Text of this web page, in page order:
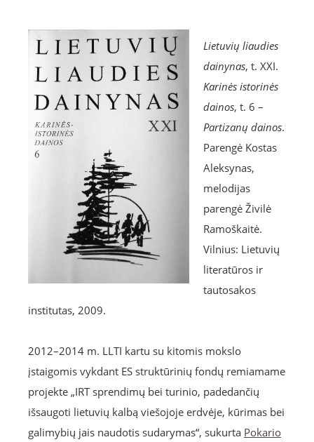
Lietuvių liaudies
dainynas, t. XXI.
Karinės istorinės
dainos, t. 6 –
Partizanų dainos.
Parengė Kostas
Aleksynas,
melodijas
parengė Živilė
Ramoškaitė.
Vilnius: Lietuvių
literatūros ir
tautosakos
institutas, 2009.
2012–2014 m. LLTI kartu su kitomis mokslo
įstaigomis vykdant ES struktūrinių fondų remiamame
projekte „IRT sprendimų bei turinio, padedančių
išsaugoti lietuvių kalbą viešojoje erdvėje, kūrimas bei
galimybių jais naudotis sudarymas“, sukurta Pokario